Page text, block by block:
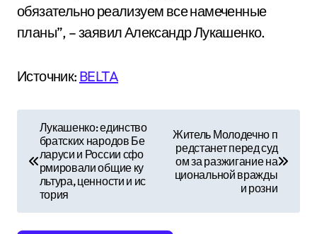
обязательно реализуем все намеченные
планы”, – заявил Александр Лукашенко.
Источник: BELTA
и
Лукашенко: единство
братских народов Бе
ларуси и России сфо
рмировали общие ку
льтура, ценности и ис
тория
Житель Молодечно п
редстанет перед суд
ом за разжигание на
циональной вражды
и розни